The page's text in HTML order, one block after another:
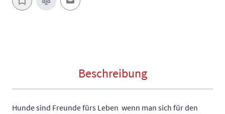
E-Mail an einen Freund
Beschreibung
Hunde sind Freunde fürs Leben  wenn man sich für den